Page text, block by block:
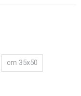
cm 35x50